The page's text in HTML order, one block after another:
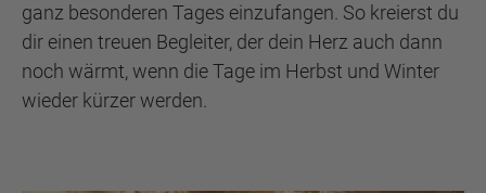
ganz besonderen Tages einzufangen. So kreierst du
dir einen treuen Begleiter, der dein Herz auch dann
noch wärmt, wenn die Tage im Herbst und Winter
wieder kürzer werden.